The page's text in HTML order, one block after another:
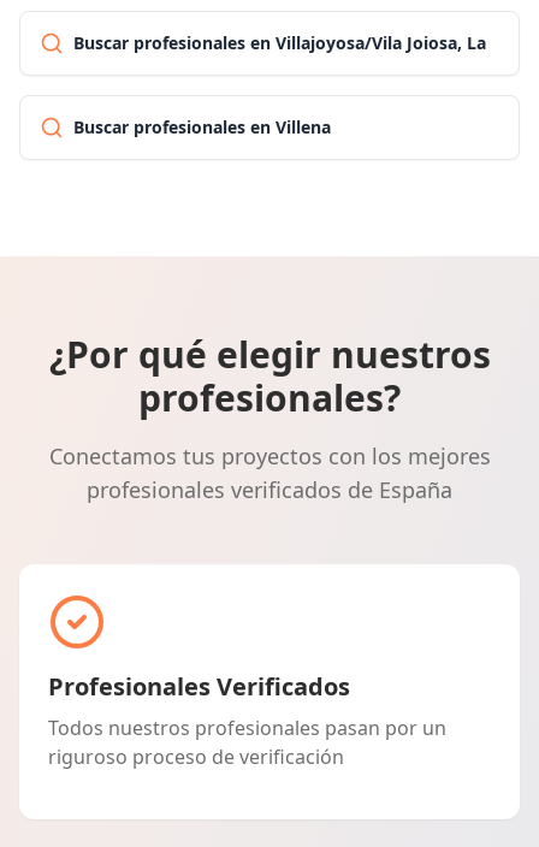
Buscar profesionales en Villajoyosa/Vila Joiosa, La
Buscar profesionales en Villena
¿Por qué elegir nuestros
profesionales?
Conectamos tus proyectos con los mejores
profesionales verificados de España
Profesionales Verificados
Todos nuestros profesionales pasan por un
riguroso proceso de verificación